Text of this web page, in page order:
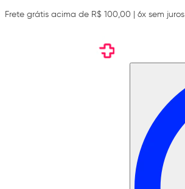
Frete grátis acima de R$ 100,00 | 6x sem juros